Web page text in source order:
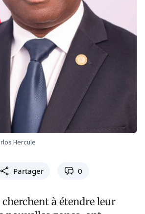
Hercule
Partager 0
à étendre leur